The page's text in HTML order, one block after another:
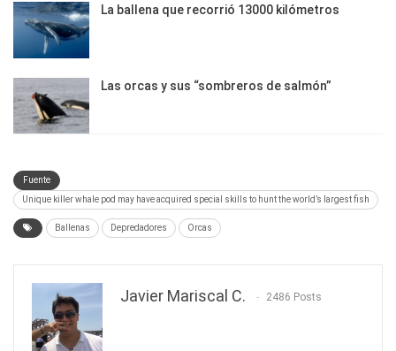
La ballena que recorrió 13000 kilómetros
Las orcas y sus “sombreros de salmón”
Fuente
Unique killer whale pod may have acquired special skills to hunt the world’s largest fish
Ballenas Depredadores Orcas
Javier Mariscal C. 2486 Posts